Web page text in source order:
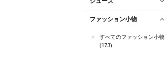
ファッション小物
すべてのファッション小物
(173)